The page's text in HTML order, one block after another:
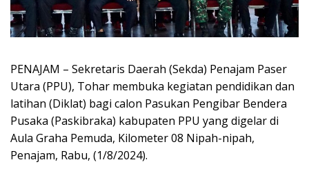
PENAJAM – Sekretaris Daerah (Sekda) Penajam Paser
Utara (PPU), Tohar membuka kegiatan pendidikan dan
latihan (Diklat) bagi calon Pasukan Pengibar Bendera
Pusaka (Paskibraka) kabupaten PPU yang digelar di
Aula Graha Pemuda, Kilometer 08 Nipah-nipah,
Penajam, Rabu, (1/8/2024).